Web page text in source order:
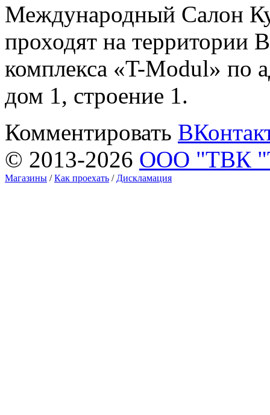
Международный Салон
проходят на территории
комплекса «T-Modul» по
дом 1, строение 1.
Комментировать
© 2013-2026 ООО "ТВК
Магазины /Как проехать / Дискламация